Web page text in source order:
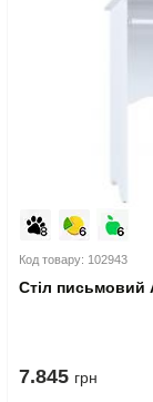
Код товару: 102943
Стіл письмовий
7.845 грн